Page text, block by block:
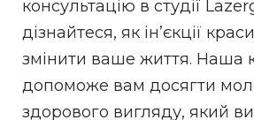
консультацію в студії
дізнайтеся, як ін’єкції
змінити ваше життя. Наша
допоможе вам досягти
здорового вигляду, який